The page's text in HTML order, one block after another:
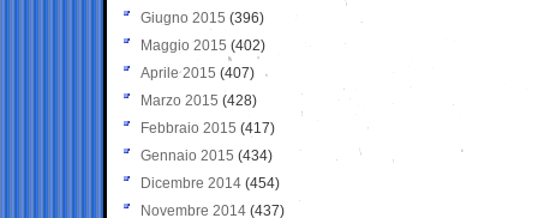
Giugno 2015 (396)
Maggio 2015 (402)
Aprile 2015 (407)
Marzo 2015 (428)
Febbraio 2015 (417)
Gennaio 2015 (434)
Dicembre 2014 (454)
Novembre 2014 (437)